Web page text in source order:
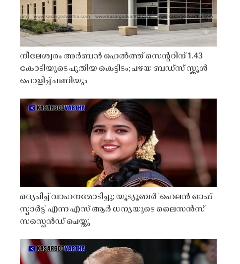
നീലേശ്വരം അർബൻ ഹെൽത്ത് സെൻ്ററിന് 1.43
കോടിയുടെ പുതിയ കെട്ടിടം; പഴയ ബഡ്സ് സ്കൂൾ
പൊളിച്ച് പണിയും
മദ്യപിച്ച് വാഹനമോടിച്ചു; യൂട്യൂബർ 'ഹെലൻ ഓഫ്
സ്പാർട്ട' എന്ന എസ് ആർ ധന്യയുടെ ലൈസൻസ്
സസ്പെൻഡ് ചെയ്തു ​​​​​​​